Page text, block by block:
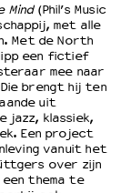
Mind(Phil’s Music
met alle
Met de North
een fictief
mee naar
brengt hij ten
uit
jazz, klassiek,
Een project
vanuit het
over zijn
thema te